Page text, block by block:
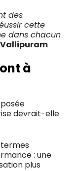
des
cette
dans chacun
à
devrait-elle
: une
plus